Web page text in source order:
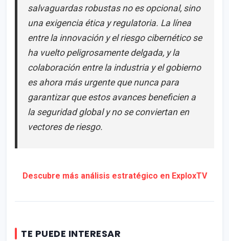
salvaguardas robustas no es opcional, sino
una exigencia ética y regulatoria. La línea
entre la innovación y el riesgo cibernético se
ha vuelto peligrosamente delgada, y la
colaboración entre la industria y el gobierno
es ahora más urgente que nunca para
garantizar que estos avances beneficien a
la seguridad global y no se conviertan en
vectores de riesgo.
Descubre más análisis estratégico en ExploxTV
TE PUEDE INTERESAR